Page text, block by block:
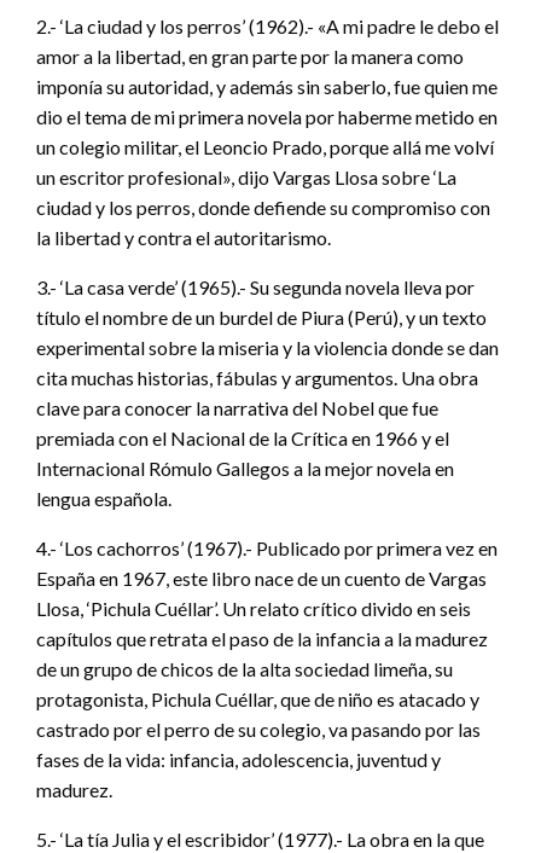
2.- ‘La ciudad y los perros’ (1962).- «A mi padre le debo el
amor a la libertad, en gran parte por la manera como
imponía su autoridad, y además sin saberlo, fue quien me
dio el tema de mi primera novela por haberme metido en
un colegio militar, el Leoncio Prado, porque allá me volví
un escritor profesional», dijo Vargas Llosa sobre ‘La
ciudad y los perros, donde defiende su compromiso con
la libertad y contra el autoritarismo.
3.- ‘La casa verde’ (1965).- Su segunda novela lleva por
título el nombre de un burdel de Piura (Perú), y un texto
experimental sobre la miseria y la violencia donde se dan
cita muchas historias, fábulas y argumentos. Una obra
clave para conocer la narrativa del Nobel que fue
premiada con el Nacional de la Crítica en 1966 y el
Internacional Rómulo Gallegos a la mejor novela en
lengua española.
4.- ‘Los cachorros’ (1967).- Publicado por primera vez en
España en 1967, este libro nace de un cuento de Vargas
Llosa, ‘Pichula Cuéllar’. Un relato crítico divido en seis
capítulos que retrata el paso de la infancia a la madurez
de un grupo de chicos de la alta sociedad limeña, su
protagonista, Pichula Cuéllar, que de niño es atacado y
castrado por el perro de su colegio, va pasando por las
fases de la vida: infancia, adolescencia, juventud y
madurez.
5.- ‘La tía Julia y el escribidor’ (1977).- La obra en la que